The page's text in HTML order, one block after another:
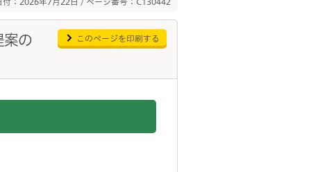
付：2026年7月22日 / ページ番号：C130442
案の このページを印刷する